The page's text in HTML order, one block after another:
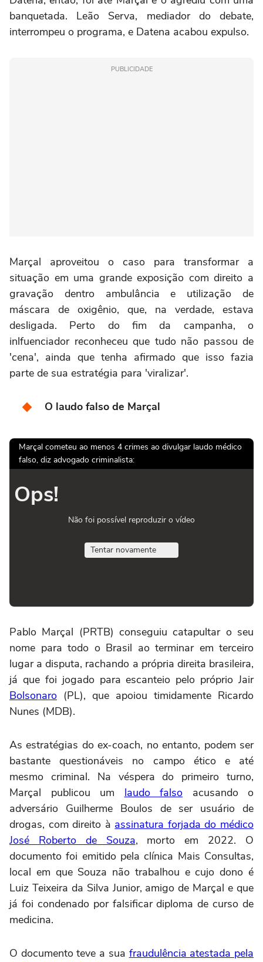
banquetada. Leão Serva, mediador do debate,
interrompeu o programa, e Datena acabou expulso.
PUBLICIDADE
Marçal aproveitou o caso para transformar a
situação em uma grande exposição com direito a
gravação dentro ambulância e utilização de
máscara de oxigênio, que, na verdade, estava
desligada. Perto do fim da campanha, o
inlfuenciador reconheceu que tudo não passou de
'cena', ainda que tenha afirmado que isso fazia
parte de sua estratégia para 'viralizar'.
O laudo falso de Marçal
Marçal cometeu ao menos 4 crimes ao divulgar laudo médico
falso, diz advogado criminalista:
Ops!
Não foi possível reproduzir o vídeo
Tentar novamente
Pablo Marçal (PRTB) conseguiu catapultar o seu
nome para todo o Brasil ao terminar em terceiro
lugar a disputa, rachando a própria direita brasileira,
já que foi jogado para escanteio pelo próprio Jair
Bolsonaro (PL), que apoiou timidamente Ricardo
Nunes (MDB).
As estratégias do ex-coach, no entanto, podem ser
bastante questionáveis no campo ético e até
mesmo criminal. Na véspera do primeiro turno,
Marçal publicou um laudo falso acusando o
adversário Guilherme Boulos de ser usuário de
drogas, com direito à assinatura forjada do médico
José Roberto de Souza, morto em 2022. O
documento foi emitido pela clínica Mais Consultas,
local em que Souza não trabalhou e cujo dono é
Luiz Teixeira da Silva Junior, amigo de Marçal e que
já foi condenado por falsificar diploma de curso de
medicina.
O documento teve a sua fraudulência atestada pela